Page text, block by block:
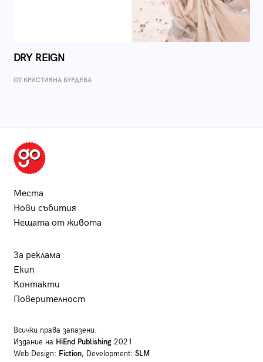
DRY REIGN
ОТ КРИСТИЯНА БУРДЕВА
Места
Нови събития
Нещата от живота
За реклама
Екип
Контакти
Поверителност
Всички права запазени.
Издание на HiEnd Publishing2021
Web Design: Fiction, Development: SLM